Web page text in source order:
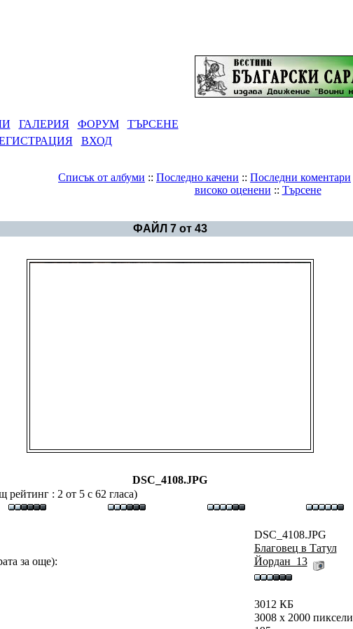
ГАЛЕРИЯ ФОРУМ
ТЪРСЕНЕ
ВХОД
Списък от албуми :: Последно качени :: Последни коментари
високо оценени :: Търсене
ФАЙЛ 7 от 43
DSC_4108.JPG
рейтинг : 2 от 5 с 62 гласа)
DSC_4108.JPG
Благовец в Татул
за още):
Йордан_13
3012 КБ
3008 x 2000 пиксели